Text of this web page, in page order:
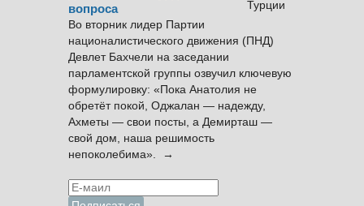
вопроса
Во вторник лидер Партии
националистического движения (ПНД)
Девлет Бахчели на заседании
парламентской группы озвучил ключевую
формулировку: «Пока Анатолия не
обретёт покой, Оджалан — надежду,
Ахметы — свои посты, а Демирташ —
свой дом, наша решимость
непоколебима». →